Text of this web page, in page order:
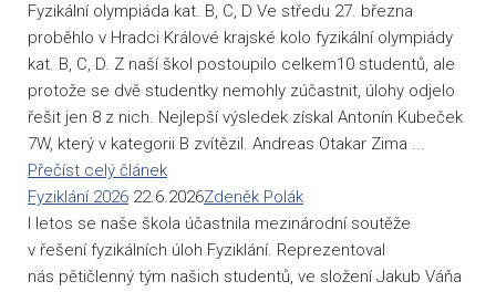
Fyzikální olympiáda kat. B, C, D Ve středu 27. března
proběhlo v Hradci Králové krajské kolo fyzikální olympiády
kat. B, C, D. Z naší škol postoupilo celkem10 studentů, ale
protože se dvě studentky nemohly zúčastnit, úlohy odjelo
řešit jen 8 z nich. Nejlepší výsledek získal Antonín Kubeček
7W, který v kategorii B zvítězil. Andreas Otakar Zima ...
Přečíst celý článek
Fyziklání 2026 22.6.2026Zdeněk Polák
I letos se naše škola účastnila mezinárodní soutěže
v řešení fyzikálních úloh Fyziklání. Reprezentoval
nás pětičlenný tým našich studentů, ve složení Jakub Váňa